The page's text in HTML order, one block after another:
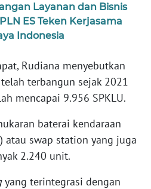
Layanan dan Bisnis
ES Teken Kerjasama
Indonesia
Rudiana menyebutkan
terbangun sejak 2021
mencapai 9.956 SPKLU.
baterai kendaraan
atau swap station yang juga
2.240 unit.
yang terintegrasi dengan